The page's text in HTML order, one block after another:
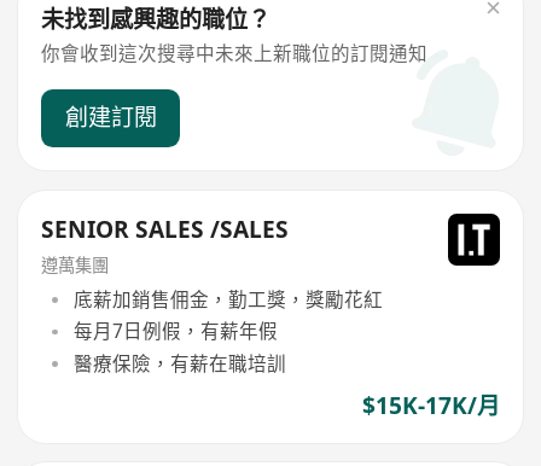
未找到感興趣的職位？
你會收到這次搜尋中未來上新職位的訂閱通知
創建訂閱
SENIOR SALES /SALES
遵萬集團
底薪加銷售佣金，勤工獎，獎勵花紅
每月7日例假，有薪年假
醫療保險，有薪在職培訓
$15K-17K/月